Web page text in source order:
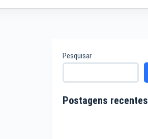
Pesquisar
Postagens recentes